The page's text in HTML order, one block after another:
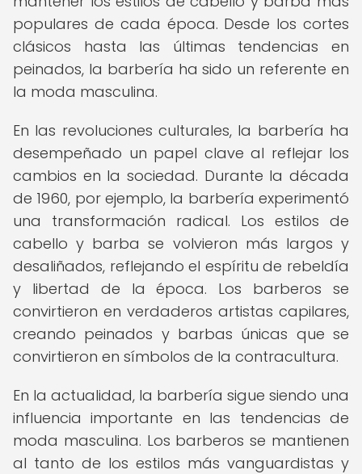
populares de cada época. Desde los cortes
clásicos hasta las últimas tendencias en
peinados, la barbería ha sido un referente en
la moda masculina.
En las revoluciones culturales, la barbería ha
desempeñado un papel clave al reflejar los
cambios en la sociedad. Durante la década
de 1960, por ejemplo, la barbería experimentó
una transformación radical. Los estilos de
cabello y barba se volvieron más largos y
desaliñados, reflejando el espíritu de rebeldía
y libertad de la época. Los barberos se
convirtieron en verdaderos artistas capilares,
creando peinados y barbas únicas que se
convirtieron en símbolos de la contracultura.
En la actualidad, la barbería sigue siendo una
influencia importante en las tendencias de
moda masculina. Los barberos se mantienen
al tanto de los estilos más vanguardistas y